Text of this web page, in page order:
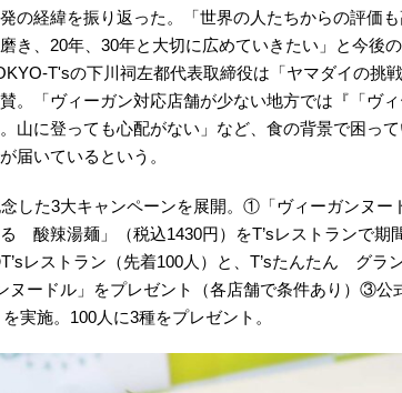
の経緯を振り返った。「世界の人たちからの評価
き、20年、30年と大切に広めていきたい」と今後の
T'sの下川祠左都代表取締役は「ヤマダイの挑
。「ヴィーガン対応店舗が少ない地方では『「ヴィ
山に登っても心配がない」など、食の背景で困っ
届いているという。
した3大キャンペーンを展開。①「ヴィーガンヌー
酸辣湯麺」（税込1430円）をT’sレストランで期
レストラン（先着100人）と、T’sたんたん グラ
ヌードル」をプレゼント（各店舗で条件あり）③公
実施。100人に3種をプレゼント。